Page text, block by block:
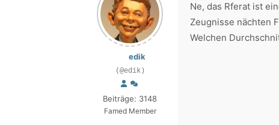
edik
(@edik)
Beiträge: 3148
Famed Member
Ne, das Rferat ist
Zeugnisse nächten
Welchen